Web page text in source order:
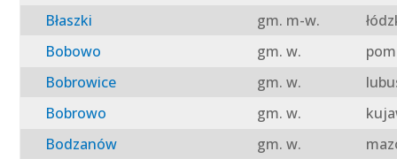
Błaszki
gm. m-w.
Bobowo
gm. w.
Bobrowice
gm. w.
Bobrowo
gm. w.
Bodzanów
gm. w.